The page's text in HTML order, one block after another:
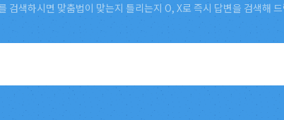
검색하시면 맞춤법이 맞는지 틀리는지 O, X로 즉시 답변을 검색해